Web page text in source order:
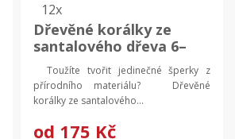
12x
Dřevěné korálky ze
santalového dřeva 6–
12mm | šperky
Toužíte tvořit jedinečné šperky z
přírodního materiálu? Dřevěné
korálky ze santalového...
od 175 Kč